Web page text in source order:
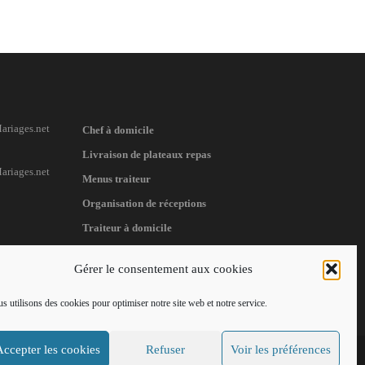
Gérer le consentement aux cookies
utilisons des cookies pour optimiser notre site web et notre service.
les cookies Refuser Voir les préférences
Chef à domicile
Livraison de plateaux repas
Menus traiteur
Organisation de réceptions
Traiteur à domicile